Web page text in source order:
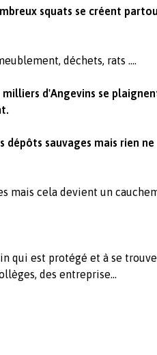
squats se créent
déchets, rats ....
d'Angevins se
dépôts sauvages mais rien ne
mais cela devient un
qui est protégé et à se
des entreprise...